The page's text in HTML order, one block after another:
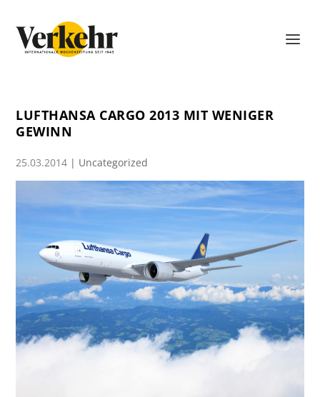
LUFTHANSA CARGO 2013 MIT WENIGER
GEWINN
25.03.2014 | Uncategorized